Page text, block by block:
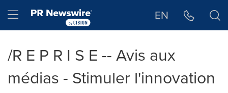
Hamburger menu EN
/R E P R I S E -- Avis aux
médias - Stimuler l'innovation